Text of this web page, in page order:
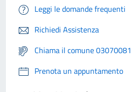
Leggi le domande frequenti
Richiedi Assistenza
Chiama il comune 03070081
Prenota un appuntamento